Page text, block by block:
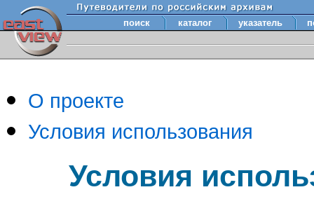
поиск каталог указатель
О проекте
Условия использования
Условия